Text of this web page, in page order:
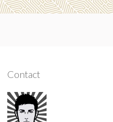
Contact